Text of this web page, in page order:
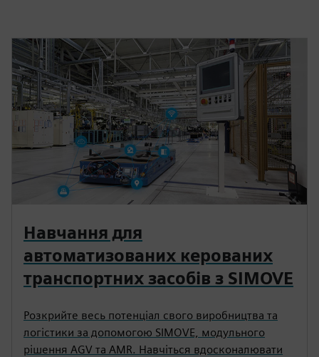
Навчання для
автоматизованих керованих
транспортних засобів з SIMOVE
Розкрийте весь потенціал свого виробництва та
логістики за допомогою SIMOVE, модульного
рішення AGV та AMR. Навчіться вдосконалювати